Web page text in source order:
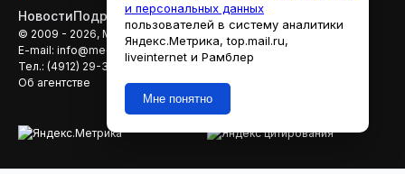
НовостиПодробностиАфишаКино
© 2009 - 2026, МЕДИАРЯЗАНЬ
E-mail: info@mediaryazan.ru
reklama@mediaryazan.ru
Тел.: (4912) 29-33-66
Об агентстве
и персональных данных
пользователей в систему аналитики
Яндекс.Метрика, top.mail.ru,
liveinternet и Рамблер
Мне понятно